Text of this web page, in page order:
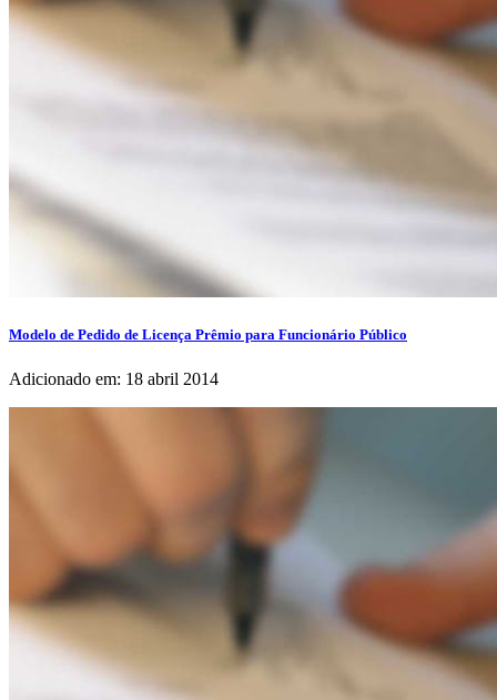
Modelo de Pedido de Licença Prêmio para Funcionário Público
Adicionado em: 18 abril 2014